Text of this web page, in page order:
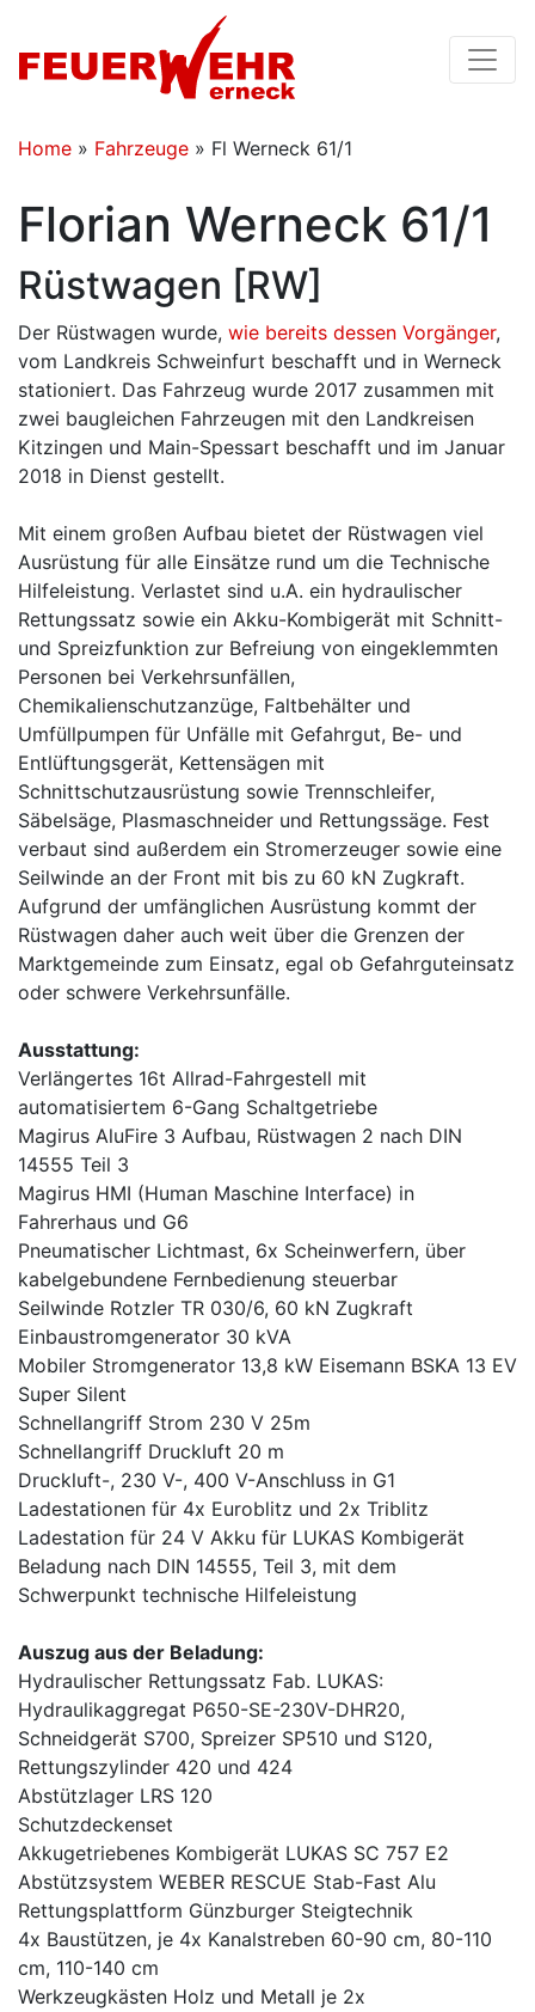
Home » Fahrzeuge » Fl Werneck 61/1
Florian Werneck 61/1
Rüstwagen [RW]
Der Rüstwagen wurde, wie bereits dessen Vorgänger,
vom Landkreis Schweinfurt beschafft und in Werneck
stationiert. Das Fahrzeug wurde 2017 zusammen mit
zwei baugleichen Fahrzeugen mit den Landkreisen
Kitzingen und Main-Spessart beschafft und im Januar
2018 in Dienst gestellt.
Mit einem großen Aufbau bietet der Rüstwagen viel
Ausrüstung für alle Einsätze rund um die Technische
Hilfeleistung. Verlastet sind u.A. ein hydraulischer
Rettungssatz sowie ein Akku-Kombigerät mit Schnitt-
und Spreizfunktion zur Befreiung von eingeklemmten
Personen bei Verkehrsunfällen,
Chemikalienschutzanzüge, Faltbehälter und
Umfüllpumpen für Unfälle mit Gefahrgut, Be- und
Entlüftungsgerät, Kettensägen mit
Schnittschutzausrüstung sowie Trennschleifer,
Säbelsäge, Plasmaschneider und Rettungssäge. Fest
verbaut sind außerdem ein Stromerzeuger sowie eine
Seilwinde an der Front mit bis zu 60 kN Zugkraft.
Aufgrund der umfänglichen Ausrüstung kommt der
Rüstwagen daher auch weit über die Grenzen der
Marktgemeinde zum Einsatz, egal ob Gefahrguteinsatz
oder schwere Verkehrsunfälle.
Ausstattung:
Verlängertes 16t Allrad-Fahrgestell mit
automatisiertem 6-Gang Schaltgetriebe
Magirus AluFire 3 Aufbau, Rüstwagen 2 nach DIN
14555 Teil 3
Magirus HMI (Human Maschine Interface) in
Fahrerhaus und G6
Pneumatischer Lichtmast, 6x Scheinwerfern, über
kabelgebundene Fernbedienung steuerbar
Seilwinde Rotzler TR 030/6, 60 kN Zugkraft
Einbaustromgenerator 30 kVA
Mobiler Stromgenerator 13,8 kW Eisemann BSKA 13 EV
Super Silent
Schnellangriff Strom 230 V 25m
Schnellangriff Druckluft 20 m
Druckluft-, 230 V-, 400 V-Anschluss in G1
Ladestationen für 4x Euroblitz und 2x Triblitz
Ladestation für 24 V Akku für LUKAS Kombigerät
Beladung nach DIN 14555, Teil 3, mit dem
Schwerpunkt technische Hilfeleistung
Auszug aus der Beladung:
Hydraulischer Rettungssatz Fab. LUKAS:
Hydraulikaggregat P650-SE-230V-DHR20,
Schneidgerät S700, Spreizer SP510 und S120,
Rettungszylinder 420 und 424
Abstützlager LRS 120
Schutzdeckenset
Akkugetriebenes Kombigerät LUKAS SC 757 E2
Abstützsystem WEBER RESCUE Stab-Fast Alu
Rettungsplattform Günzburger Steigtechnik
4x Baustützen, je 4x Kanalstreben 60-90 cm, 80-110
cm, 110-140 cm
Werkzeugkästen Holz und Metall je 2x